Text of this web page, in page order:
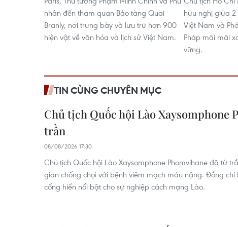
nhân đến tham quan Bảo tàng Quai
Branly, nơi trưng bày và lưu trữ hơn 900
hiện vật về văn hóa và lịch sử Việt Nam.
hữu nghị giữa
Việt Nam và
Pháp mãi mãi
vững.
TIN CÙNG CHUYÊN MỤC
Chủ tịch Quốc hội Lào Xaysomphone
trần
08/08/2026 17:30
Chủ tịch Quốc hội Lào Xaysomphone Phomvihane đã từ
gian chống chọi với bệnh viêm mạch máu nặng. Đồng chí
cống hiến nổi bật cho sự nghiệp cách mạng Lào.